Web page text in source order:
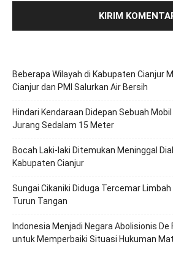
Beberapa Wilayah di Kabupaten Cianjur
Cianjur dan PMI Salurkan Air Bersih
Hindari Kendaraan Didepan Sebuah
Jurang Sedalam 15 Meter
Bocah Laki-laki Ditemukan Meninggal
Kabupaten Cianjur
Sungai Cikaniki Diduga Tercemar
Turun Tangan
‎Indonesia Menjadi Negara Abolisionis
untuk Memperbaiki Situasi Hukuman